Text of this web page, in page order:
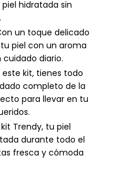
hidratada sin
un toque delicado
piel con un aroma
diario.
este kit, tienes todo
completo de la
para llevar en tu
Trendy, tu piel
durante todo el
fresca y cómoda